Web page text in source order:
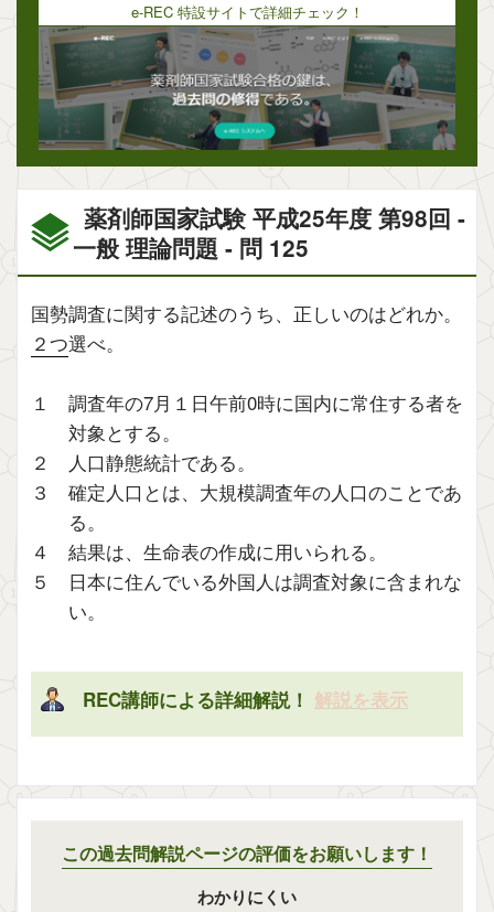
薬剤師国家試験 平成25年度 第98回 -
一般 理論問題 - 問 125
国勢調査に関する記述のうち、正しいのはどれか。
２つ選べ。
１ 調査年の7月１日午前0時に国内に常住する者を
対象とする。
２ 人口静態統計である。
３ 確定人口とは、大規模調査年の人口のことであ
る。
４ 結果は、生命表の作成に用いられる。
５ 日本に住んでいる外国人は調査対象に含まれな
い。
REC講師による詳細解説！ 解説を表示
この過去問解説ページの評価をお願いします！
わかりにくい
e-REC 特設サイトで詳細チェック！